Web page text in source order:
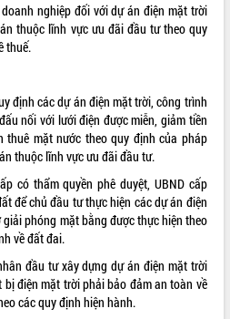
nghiệp đối với dự án điện mặt trời
thuộc lĩnh vực ưu đãi đầu tư theo quy
thuế.
định các dự án điện mặt trời, công trình
nối với lưới điện được miễn, giảm tiền
thuê mặt nước theo quy định của pháp
thuộc lĩnh vực ưu đãi đầu tư.
có thẩm quyền phê duyệt, UBND cấp
để chủ đầu tư thực hiện các dự án điện
phóng mặt bằng được thực hiện theo
về đất đai.
đầu tư xây dựng dự án điện mặt trời
điện mặt trời phải bảo đảm an toàn về
các quy định hiện hành.